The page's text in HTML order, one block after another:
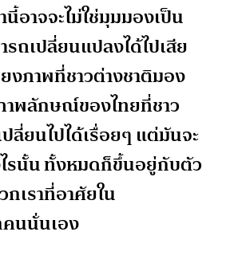
อาจจะไม่ใช่มุมมองเป็น
รถเปลี่ยนแปลงได้ไปเสีย
งภาพที่ชาวต่างชาติมอง
าพลักษณ์ของไทยที่ชาว
ลี่ยนไปได้เรื่อยๆ แต่มันจะ
รนั้น ทั้งหมดก็ขึ้นอยู่กับตัว
กเราที่อาศัยใน
นนั่นเอง